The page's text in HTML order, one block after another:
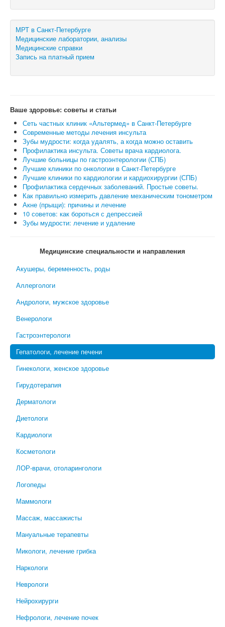
МРТ в Санкт-Петербурге
Медицинские лаборатории, анализы
Медицинские справки
Запись на платный прием
Ваше здоровье: советы и статьи
Сеть частных клиник «Альтермед» в Санкт-Петербурге
Современные методы лечения инсульта
Зубы мудрости: когда удалять, а когда можно оставить
Профилактика инсульта. Советы врача кардиолога.
Лучшие больницы по гастроэнтерологии (СПБ)
Лучшие клиники по онкологии в Санкт-Петербурге
Лучшие клиники по кардиологии и кардиохирургии (СПБ)
Профилактика сердечных заболеваний. Простые советы.
Как правильно измерить давление механическим тонометром
Акне (прыщи): причины и лечение
10 советов: как бороться с депрессией
Зубы мудрости: лечение и удаление
Медицинские специальности и направления
Акушеры, беременность, роды
Аллергологи
Андрологи, мужское здоровье
Венерологи
Гастроэнтерологи
Гепатологи, лечение печени
Гинекологи, женское здоровье
Гирудотерапия
Дерматологи
Диетологи
Кардиологи
Косметологи
ЛОР-врачи, отоларингологи
Логопеды
Маммологи
Массаж, массажисты
Мануальные терапевты
Микологи, лечение грибка
Наркологи
Неврологи
Нейрохирурги
Нефрологи, лечение почек